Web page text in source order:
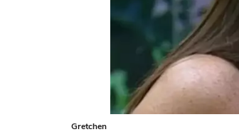
Gretchen